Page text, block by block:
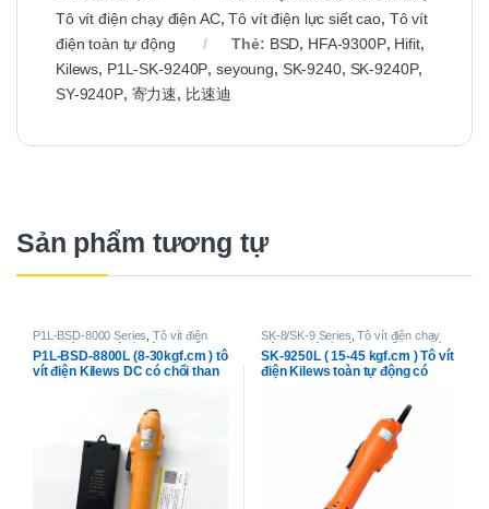
Tô vít điện chạy điện AC,Tô vít điện lực siết cao, Tô vít
điện toàn tự động
Thẻ: BSD, HFA-9300P, Hifit,
Kilews, P1L-SK-9240P, seyoung, SK-9240, SK-9240P,
SY-9240P, 寄力速, 比速迪
Sản phẩm tương tự
P1L-BSD-8000 Series ,Tô vít điện
chạy điện DC
Tô vít điện lực siết
cao,Tô vít điện toàn tự động
P1L-BSD-8800L (8-30kgf.cm ) tô
vít điện Kilews DC có chổi than
SK-8/SK-9 Series ,Tô vít điện chạy
điện AC
Tô vít điện lực siết cao
Tô
vít điện toàn tự động
SK-9250L ( 15-45 kgf.cm ) Tô vít
điện Kilews toàn tự động có